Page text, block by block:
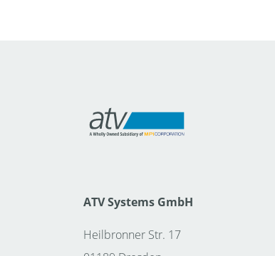
ATV Systems GmbH
Heilbronner Str. 17